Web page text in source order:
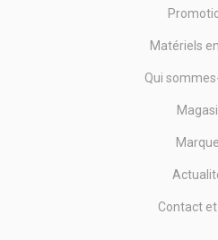
Matériels
Qui
Contact